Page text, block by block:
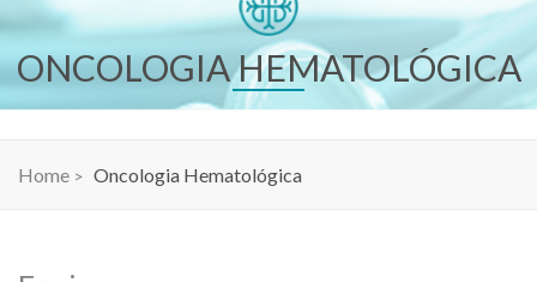
ONCOLOGIA HEMATOLÓGICA
Home Oncologia Hematológica